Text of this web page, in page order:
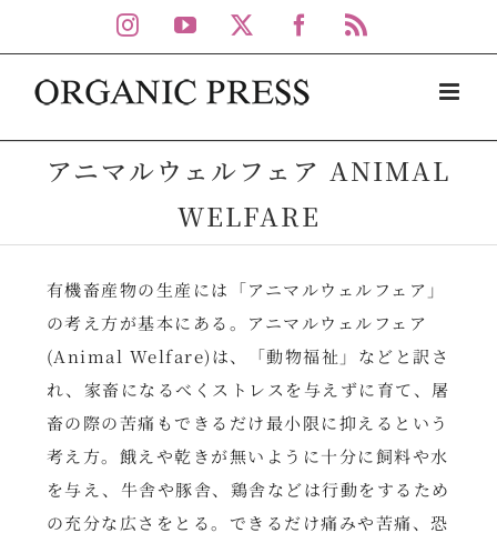
to
content
Instagram
YouTube Facebook
アニマルウェルフェア ANIMAL
WELFARE
有機畜産物の生産には「アニマルウェルフェア」
の考え方が基本にある。アニマルウェルフェア
(Animal Welfare)は、「動物福祉」などと訳さ
れ、家畜になるべくストレスを与えずに育て、屠
畜の際の苦痛もできるだけ最小限に抑えるという
考え方。餓えや乾きが無いように十分に飼料や水
を与え、牛舎や豚舎、鶏舎などは行動をするため
の充分な広さをとる。できるだけ痛みや苦痛、恐